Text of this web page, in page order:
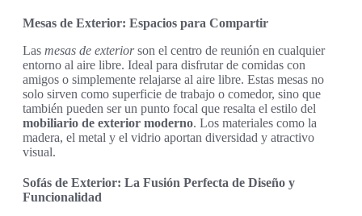
Mesas de Exterior: Espacios para Compartir
Las mesas de exteriorson el centro de reunión en cualquier
entorno al aire libre. Ideal para disfrutar de comidas con
amigos o simplemente relajarse al aire libre. Estas mesas no
solo sirven como superficie de trabajo o comedor, sino que
también pueden ser un punto focal que resalta el estilo del
mobiliario de exterior moderno. Los materiales como la
madera, el metal y el vidrio aportan diversidad y atractivo
visual.
Sofás de Exterior: La Fusión Perfecta de Diseño y
Funcionalidad